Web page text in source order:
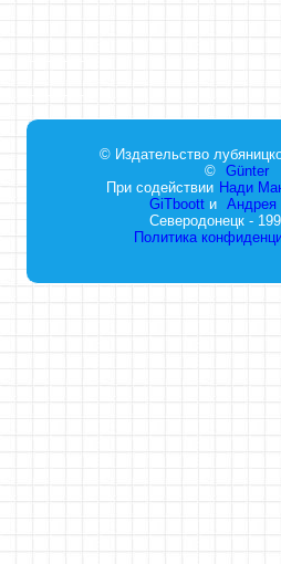
© Издательство
©
Günter
При содействии Нади
GiTboott и Андрея
Северодонецк -
Политика